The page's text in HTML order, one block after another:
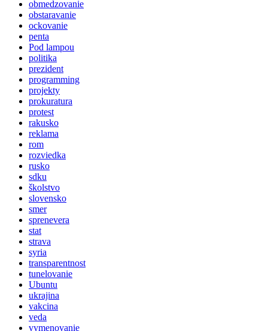
obmedzovanie
obstaravanie
ockovanie
penta
Pod lampou
politika
prezident
programming
projekty
prokuratura
protest
rakusko
reklama
rom
rozviedka
rusko
sdku
školstvo
slovensko
smer
sprenevera
stat
strava
syria
transparentnost
tunelovanie
Ubuntu
ukrajina
vakcina
veda
vymenovanie